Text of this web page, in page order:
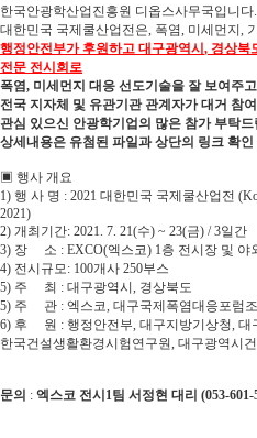
한국안광학산업진흥원 디옵스사무국입니다.
대한민국 국제쿨산업전은, 폭염, 미세먼지 ,
행정안전부가 후원하고 대구광역시 , 경상북
전문 전시회로
폭염, 미세먼지 대응 선도기술을 잘 보여주
전국 지자체 및 유관기관 관계자가 대거 참
관심 있으신 안광학기업의 많은 참가 부탁드
상세내용은 유첨된 파일과 상단의 링크 확
▣ 행사 개요
1) 행 사 명 : 2021 대한민국 국제쿨산업전
2021)
2) 개최기간: 2021. 7. 21(수) ~ 23(금) / 3일간
3) 장 소 : EXCO(엑스코) 1층 전시장 및 야
4) 전시규모: 100개사 250부스
5) 주 최 : 대구광역시 , 경상북도
5) 주 관 : 엑스코, 대구국제폭염대응포럼
6) 후 원 : 행정안전부, 대구지방기상청, 대
한국건설생활환경시험연구원, 대구광역시
문의 : 엑스코 전시 1팀 서정현 대리 (053-601-